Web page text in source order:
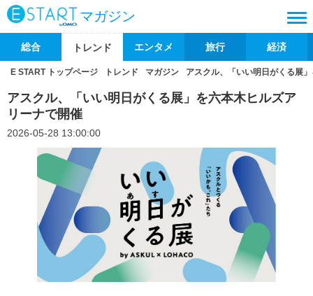
マガジン
総合 トレンド エンタメ 旅行 経済
E START トップページ トレンド マガジン アスクル、「いい明日がくる展
アスクル、「いい明日がくる展」を六本木ヒルズア
リーナで開催
2026-05-28 13:00:00